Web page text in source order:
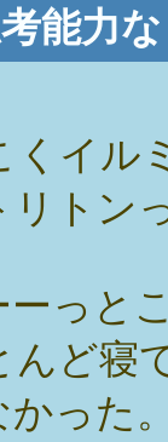
能力
くイル
リトン
ーっと
んど寝
かった